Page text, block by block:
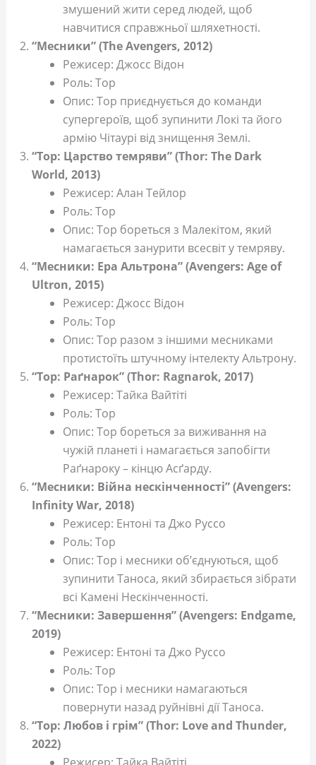
змушений жити серед людей, щоб
навчитися справжньої шляхетності.
“Месники” (The Avengers, 2012)
Режисер: Джосс Відон
Роль: Тор
Опис: Тор приєднується до команди
супергероїв, щоб зупинити Локі та його
армію Чітаурі від знищення Землі.
“Тор: Царство темряви” (Thor: The Dark
World, 2013)
Режисер: Алан Тейлор
Роль: Тор
Опис: Тор бореться з Малекітом, який
намагається занурити всесвіт у темряву.
“Месники: Ера Альтрона” (Avengers: Age of
Ultron, 2015)
Режисер: Джосс Відон
Роль: Тор
Опис: Тор разом з іншими месниками
протистоїть штучному інтелекту Альтрону.
“Тор: Раґнарок” (Thor: Ragnarok, 2017)
Режисер: Тайка Вайтіті
Роль: Тор
Опис: Тор бореться за виживання на
чужій планеті і намагається запобігти
Раґнароку – кінцю Асґарду.
“Месники: Війна нескінченності” (Avengers:
Infinity War, 2018)
Режисер: Ентоні та Джо Руссо
Роль: Тор
Опис: Тор і месники об’єднуються, щоб
зупинити Таноса, який збирається зібрати
всі Камені Нескінченності.
“Месники: Завершення” (Avengers: Endgame,
2019)
Режисер: Ентоні та Джо Руссо
Роль: Тор
Опис: Тор і месники намагаються
повернути назад руйнівні дії Таноса.
“Тор: Любов і грім” (Thor: Love and Thunder,
2022)